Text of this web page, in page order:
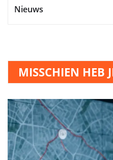
Nieuws
MISSCHIEN HEB